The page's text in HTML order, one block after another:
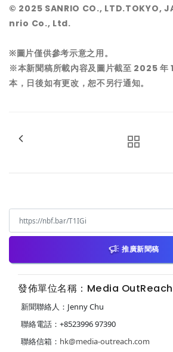
© 2025 SANRIO CO., LTD.TOKYO,
nrio Co., Ltd.
※圖片僅供參考示意之用。
※本新聞稿所載內容及圖片截至 2025 年
本，日後如有更改，恕不另行通知。
推廣新聞稿
發佈單位名稱：Media OutReach
新聞聯絡人：Jenny Chu
聯絡電話：+8523996 97390
聯絡信箱： hk@media-outreach.com